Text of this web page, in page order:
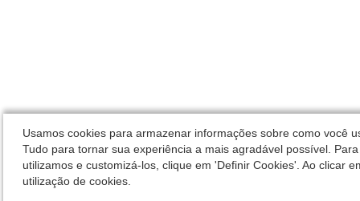
Usamos cookies para armazenar informações sobre como você
Tudo para tornar sua experiência a mais agradável possível.
utilizamos e customizá-los, clique em 'Definir Cookies'. Ao clicar
utilização de cookies.